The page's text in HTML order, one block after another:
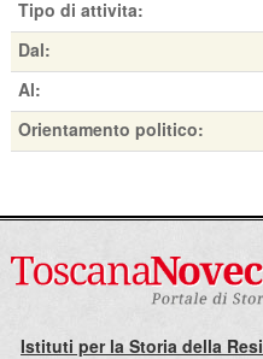
Tipo di attivita:
Dal:
Al:
Orientamento politico:
Istituti per la Storia della